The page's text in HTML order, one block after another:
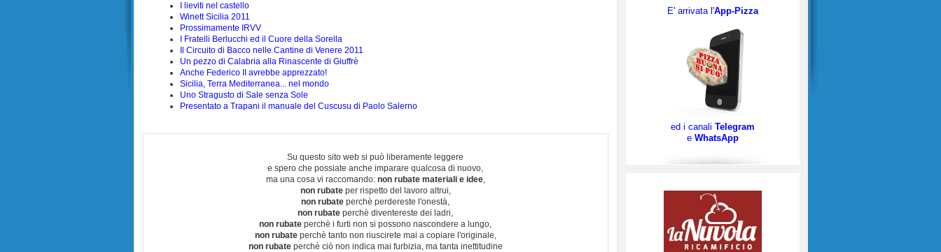
I lieviti nel castello
Winett Sicilia 2011
Prossimamente IRVV
I Fratelli Berlucchi ed il Cuore della Sorella
Il Circuito di Bacco nelle Cantine di Venere 2011
Un pezzo di Calabria alla Rinascente di Giuffrè
Anche Federico II avrebbe apprezzato!
Sicilia, Terra Mediterranea... nel mondo
Uno Stragusto di Sale senza Sole
Presentato a Trapani il manuale del Cuscusu di Paolo Salerno
Su questo sito web si può liberamente leggere
e spero che possiate anche imparare qualcosa di nuovo,
ma una cosa vi raccomando: non rubate materiali e idee,
non rubateper rispetto del lavoro altrui,
non rubate perchè perdereste l'onestà,
non rubate perchè diventereste dei ladri,
non rubate perchè i furti non si possono nascondere a lungo,
non rubateperchè tanto non riuscirete mai a copiare l'originale,
non rubateperchè ciò non indica mai furbizia, ma tanta inettitudine
E' arrivata l'App-Pizza
ed i canali Telegram
e WhatsApp